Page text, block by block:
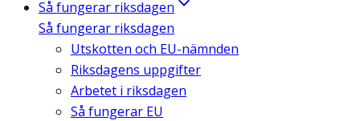
Så fungerar riksdagen
Så fungerar riksdagen
Utskotten och EU-nämnden
Riksdagens uppgifter
Arbetet i riksdagen
Så fungerar EU